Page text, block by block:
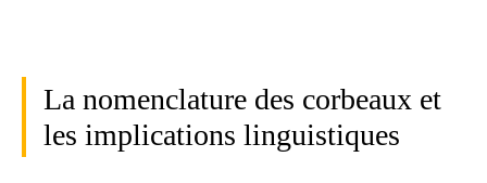
La nomenclature des corbeaux et
les implications linguistiques